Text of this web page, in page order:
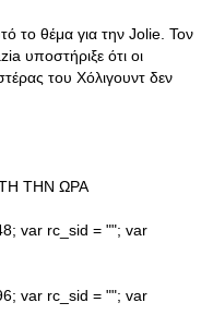
το θέμα για την Jolie. Τον
υποστήριξε ότι οι
του Χόλιγουντ δεν
ΤΗΝ ΩΡΑ
var rc_sid = ""; var
var rc_sid = ""; var